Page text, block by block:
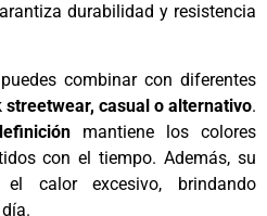
durabilidad y resistencia
combinar con diferentes
streetwear, casual o alternativo.
mantiene los colores
con el tiempo. Además, su
calor excesivo, brindando